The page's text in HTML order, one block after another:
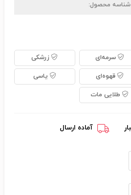
شناسه محصول:
سرمه‌ای زرشکی
قهوه‌ای یاسی
طلایی مات
آماده ارسال